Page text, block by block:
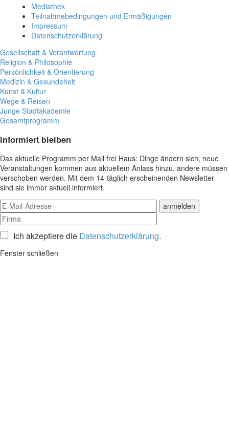
Mediathek
Teilnahmebedingungen und Ermäßigungen
Impressum
Datenschutzerklärung
Gesellschaft & Verantwortung
Religion & Philosophie
Persönlichkeit & Orientierung
Medizin & Gesundeheit
Kunst & Kultur
Wege & Reisen
Junge Stadtakademie
Gesamtprogramm
Informiert bleiben
Das aktuelle Programm per Mail frei Haus: Dinge ändern sich, neue
Veranstaltungen kommen aus aktuellem Anlass hinzu, andere müssen
verschoben werden. Mit dem 14-täglich erscheinenden Newsletter
sind sie immer aktuell informiert.
Ich akzeptiere die Datenschutzerklärung.
Fenster schließen